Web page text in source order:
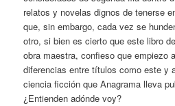
relatos y novelas dignos de tenerse
que, sin embargo, cada vez se
otro, si bien es cierto que este libro
obra maestra, confieso que empiezo
diferencias entre títulos como este y
ciencia ficción que Anagrama lleva
¿Entienden adónde voy?